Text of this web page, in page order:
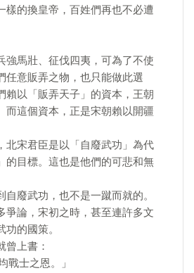
樣的換皇帝，百姓們再也不必遭
強馬壯、征伐四夷，可為了不使
任意販弄之物，也只能做此選
賴以「販弄天子」的資本，王朝
而這個資本，正是宋朝賴以開疆
北宋君臣是以「自廢武功」為代
的目標。這也是他們的可悲和無
廢武功，也不是一蹴而就的。
爭論，宋初之時，甚至連許多文
的國策。
曾上書：
戰士之恩。」